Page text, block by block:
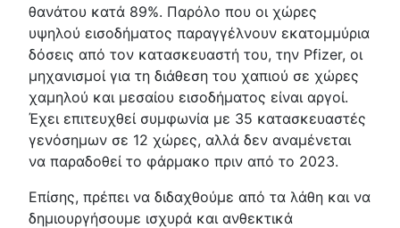
θανάτου κατά 89%. Παρόλο που οι χώρες
υψηλού εισοδήματος παραγγέλνουν εκατομμύρια
δόσεις από τον κατασκευαστή του, την Pfizer, οι
μηχανισμοί για τη διάθεση του χαπιού σε χώρες
χαμηλού και μεσαίου εισοδήματος είναι αργοί.
Έχει επιτευχθεί συμφωνία με 35 κατασκευαστές
γενόσημων σε 12 χώρες, αλλά δεν αναμένεται
να παραδοθεί το φάρμακο πριν από το 2023.
Επίσης, πρέπει να διδαχθούμε από τα λάθη και να
δημιουργήσουμε ισχυρά και ανθεκτικά